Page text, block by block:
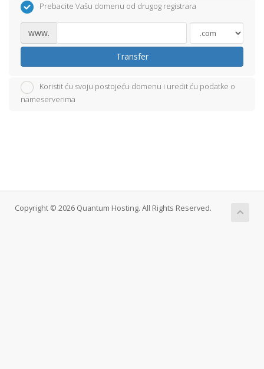
Prebacite Vašu domenu od drugog registrara
www.
Transfer
Koristit ću svoju postojeću domenu i uredit ću podatke o
nameserverima
Copyright © 2026 Quantum Hosting. All Rights Reserved.